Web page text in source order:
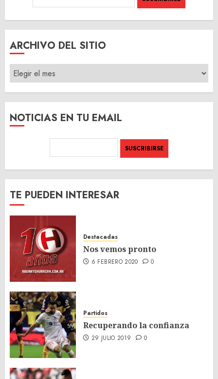
ARCHIVO DEL SITIO
ARCHIVO
DEL
SITIO
NOTICIAS EN TU EMAIL
TE PUEDEN INTERESAR
Destacadas
Nos vemos pronto
6 FEBRERO 2020 0
Partidos
Recuperando la confianza
29 JULIO 2019 0